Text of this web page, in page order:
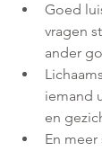
Goed
vragen
ander
iemand
en
En